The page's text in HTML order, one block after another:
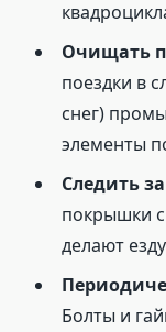
Очищать
поездки в
снег)
элементы
Следить
покрышки
делают
Болты и